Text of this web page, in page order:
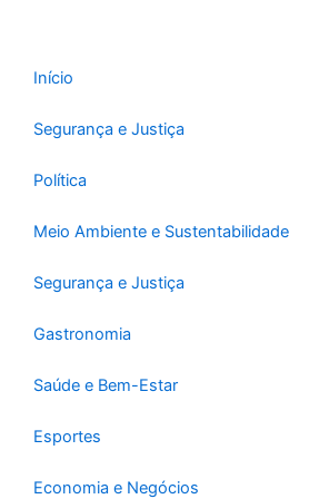
Início
Segurança e Justiça
Política
Meio Ambiente e Sustentabilidade
Segurança e Justiça
Gastronomia
Saúde e Bem-Estar
Esportes
Economia e Negócios